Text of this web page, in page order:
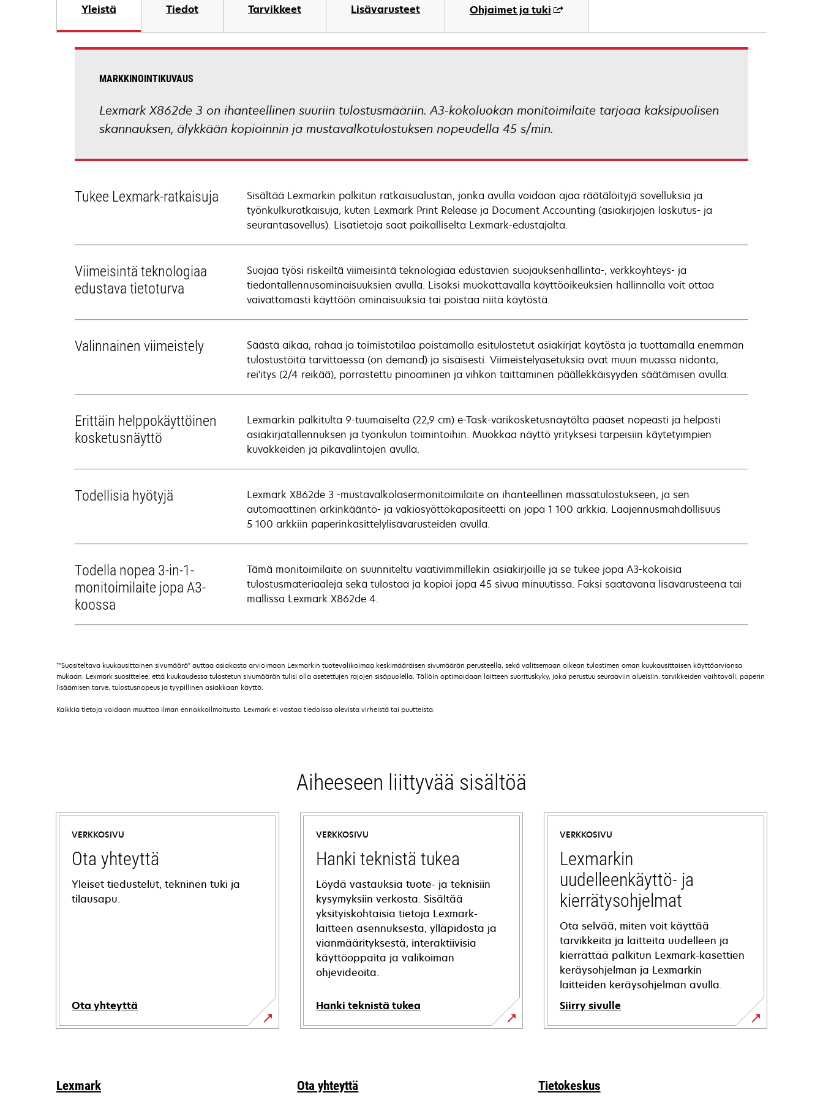
tab
Yleistä Tiedot Tarvikkeet Lisävarusteet Ohjaimet ja tuki
MARKKINOINTIKUVAUS
Lexmark X862de 3 on ihanteellinen suuriin tulostusmääriin. A3-kokoluokan monitoimilaite tarjoaa kaksipuolisen
skannauksen, älykkään kopioinnin ja mustavalkotulostuksen nopeudella 45 s/min.
Tukee Lexmark-ratkaisuja
Sisältää Lexmarkin palkitun ratkaisualustan, jonka avulla voidaan ajaa räätälöityjä sovelluksia ja
työnkulkuratkaisuja, kuten Lexmark Print Release ja Document Accounting (asiakirjojen laskutus- ja
seurantasovellus). Lisätietoja saat paikalliselta Lexmark-edustajalta.
Viimeisintä teknologiaa
edustava tietoturva
Suojaa työsi riskeiltä viimeisintä teknologiaa edustavien suojauksenhallinta-, verkkoyhteys- ja
tiedontallennusominaisuuksien avulla. Lisäksi muokattavalla käyttöoikeuksien hallinnalla voit ottaa
vaivattomasti käyttöön ominaisuuksia tai poistaa niitä käytöstä.
Valinnainen viimeistely
Säästä aikaa, rahaa ja toimistotilaa poistamalla esitulostetut asiakirjat käytöstä ja tuottamalla enemmän
tulostustöitä tarvittaessa (on demand) ja sisäisesti. Viimeistelyasetuksia ovat muun muassa nidonta,
rei'itys (2/4 reikää), porrastettu pinoaminen ja vihkon taittaminen päällekkäisyyden säätämisen avulla.
Erittäin helppokäyttöinen
kosketusnäyttö
Lexmarkin palkitulta 9-tuumaiselta (22,9 cm) e-Task-värikosketusnäytöltä pääset nopeasti ja helposti
asiakirjatallennuksen ja työnkulun toimintoihin. Muokkaa näyttö yrityksesi tarpeisiin käytetyimpien
kuvakkeiden ja pikavalintojen avulla.
Todellisia hyötyjä
Lexmark X862de 3 -mustavalkolasermonitoimilaite on ihanteellinen massatulostukseen, ja sen
automaattinen arkinkääntö- ja vakiosyöttökapasiteetti on jopa 1 100 arkkia. Laajennusmahdollisuus
5 100 arkkiin paperinkäsittelylisävarusteiden avulla.
Todella nopea 3-in-1-
monitoimilaite jopa A3-
koossa
Tämä monitoimilaite on suunniteltu vaativimmillekin asiakirjoille ja se tukee jopa A3-kokoisia
tulostusmateriaaleja sekä tulostaa ja kopioi jopa 45 sivua minuutissa. Faksi saatavana lisävarusteena tai
mallissa Lexmark X862de 4.
†"Suositeltava kuukausittainen sivumäärä" auttaa asiakasta arvioimaan Lexmarkin tuotevalikoimaa keskimääräisen sivumäärän perusteella, sekä valitsemaan oikean tulostimen oman kuukausittaisen käyttöarvionsa
mukaan. Lexmark suosittelee, että kuukaudessa tulostetun sivumäärän tulisi olla asetettujen rajojen sisäpuolella. Tällöin optimoidaan laitteen suorituskyky, joka perustuu seuraaviin alueisiin: tarvikkeiden vaihtoväli, paperin
lisäämisen tarve, tulostusnopeus ja tyypillinen asiakkaan käyttö.
Kaikkia tietoja voidaan muuttaa ilman ennakkoilmoitusta. Lexmark ei vastaa tiedoissa olevista virheistä tai puutteista.
Aiheeseen liittyvää sisältöä
VERKKOSIVU
Ota yhteyttä
Yleiset tiedustelut, tekninen tuki ja
tilausapu.
Ota yhteyttä
VERKKOSIVU
Hanki teknistä tukea
Löydä vastauksia tuote- ja teknisiin
kysymyksiin verkosta. Sisältää
yksityiskohtaisia tietoja Lexmark-
laitteen asennuksesta, ylläpidosta ja
vianmäärityksestä, interaktiivisia
käyttöoppaita ja valikoiman
ohjevideoita.
Hanki teknistä tukea
opens
tab
VERKKOSIVU
Lexmarkin
uudelleenkäyttö- ja
kierrätysohjelmat
Ota selvää, miten voit käyttää
tarvikkeita ja laitteita uudelleen ja
kierrättää palkitun Lexmark-kasettien
keräysohjelman ja Lexmarkin
laitteiden keräysohjelman avulla.
Siirry sivulle
Lexmark Ota yhteyttä Tietokeskus